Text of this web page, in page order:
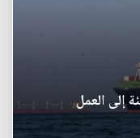
إلى العمل